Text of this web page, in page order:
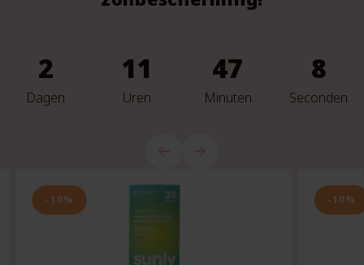
2
Dagen
11
Uren
47
Minuten
5
Seconden
-10% -10%